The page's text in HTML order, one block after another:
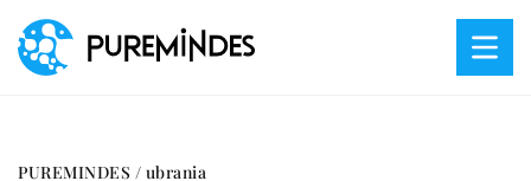
PUREMINDES / ubrania